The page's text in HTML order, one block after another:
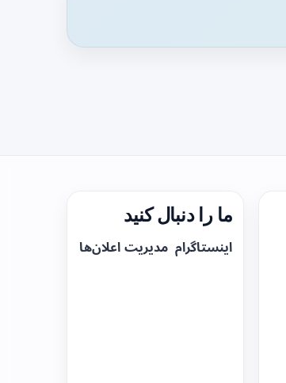
ما را دنبال کنید
اینستاگرام مدیریت اعلان‌ها